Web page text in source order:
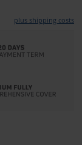
plus shipping costs